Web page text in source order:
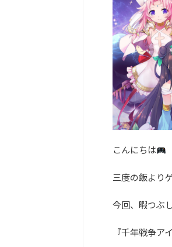
こんにちは
三度の飯より
今回、暇つぶ
『千年戦争ア